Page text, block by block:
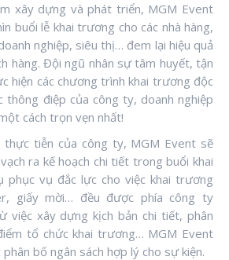
xây dựng và phát triển, MGM Event
buổi lễ khai trương cho các nhà hàng,
nghiệp, siêu thị… đem lại hiệu quả
hàng. Đội ngũ nhân sự tâm huyết, tận
hiện các chương trình khai trương độc
thông điệp của công ty, doanh nghiệp
cách trọn vẹn nhất!
thực tiễn của công ty, MGM Event sẽ
ra kế hoạch chi tiết trong buổi khai
phục vụ đắc lực cho việc khai trương
giấy mời… đều được phía công ty
việc xây dựng kịch bản chi tiết, phân
tổ chức khai trương… MGM Event
bố ngân sách hợp lý cho sự kiện.